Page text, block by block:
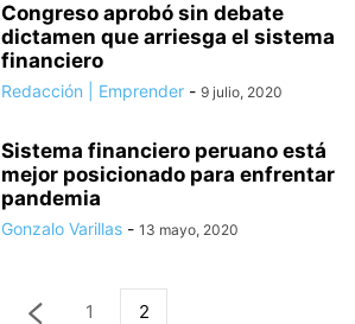
Congreso aprobó sin debate
dictamen que arriesga el sistema
financiero
Redacción | Emprender - 9 julio, 2020
Sistema financiero peruano está
mejor posicionado para enfrentar
pandemia
Gonzalo Varillas - 13 mayo, 2020
1 2